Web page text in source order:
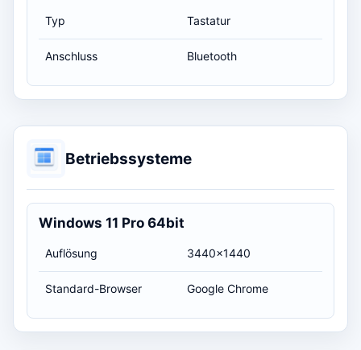
Typ Tastatur
Anschluss Bluetooth
Betriebssysteme
Windows 11 Pro 64bit
Auflösung 3440x1440
Standard-Browser Google Chrome